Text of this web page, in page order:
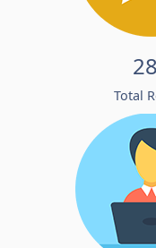
Total